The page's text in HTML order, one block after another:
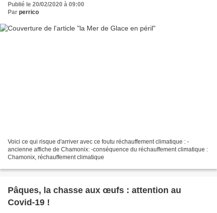
Publié le 20/02/2020 à 09:00
Par perrico
Voici ce qui risque d'arriver avec ce foutu réchauffement climatique : -
ancienne affiche de Chamonix: -conséquence du réchauffement climatique :
Chamonix, réchauffement climatique
Pâques, la chasse aux œufs : attention au
Covid-19 !